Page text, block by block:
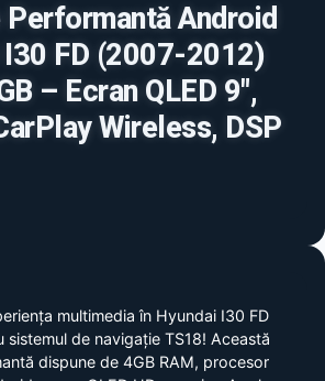
Performantă Android
I30 FD (2007-2012)
– Ecran QLED 9",
Wireless, DSP
multimedia în Hyundai I30 FD
de navigație TS18! Această
dispune de 4GB RAM, procesor